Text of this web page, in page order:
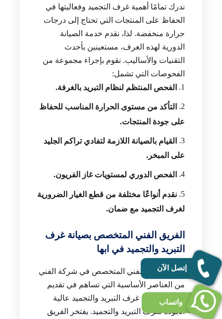
ندرك تمامًا أهمية غرف التجميد وفعاليتها في
الحفاظ على المنتجات التي تحتاج إلى درجات
حرارة منخفضة. لذا، نقدم خدمة الصيانة
الدورية لهذه الغرف، مستعينين بأحدث
التقنيات والأساليب. نقوم بإجراء مجموعة من
الفحوصات التي تشمل:
الفحص المنتظم لنظام التبريد بالغرفة.
التأكد من مستوى الحرارة المناسب للحفاظ
على جودة المنتجات.
القيام بالصيانة اللازمة لتفادي تراكم الجليد
على المبخر.
الفحص الدوري لمستويات غاز الفريون.
نقدم أنواعًا مختلفة من قطع الغيار الضرورية
لغرف التجميد مع ضمان.
الفريق الفني المتخصص بصيانة غرف
التبريد والتجميد في ابها
يعتبر الفريق الفني المتخصص في شركة الفني
من العناصر الأساسية التي تساهم في تقديم
خدمات صيانة غرف التبريد والتجميد عالية
الجودة لغرف التبريد والتجميد. يفتخر الفريق
إتصل الآن
واتساب